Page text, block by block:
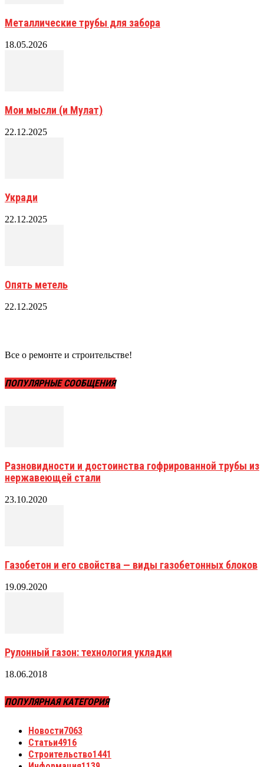
Металлические трубы для забора
18.05.2026
Мои мысли (и Мулат)
22.12.2025
Укради
22.12.2025
Опять метель
22.12.2025
Все о ремонте и строительстве!
ПОПУЛЯРНЫЕ СООБЩЕНИЯ
Разновидности и достоинства гофрированной трубы из
нержавеющей стали
23.10.2020
Газобетон и его свойства — виды газобетонных блоков
19.09.2020
Рулонный газон: технология укладки
18.06.2018
ПОПУЛЯРНАЯ КАТЕГОРИЯ
Новости7063
Статьи4916
Строительство1441